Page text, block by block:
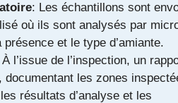
: Les échantillons sont
où ils sont analysés par
et le type d’amiante.
À l’issue de l’inspection, un
documentant les zones
résultats d’analyse et les